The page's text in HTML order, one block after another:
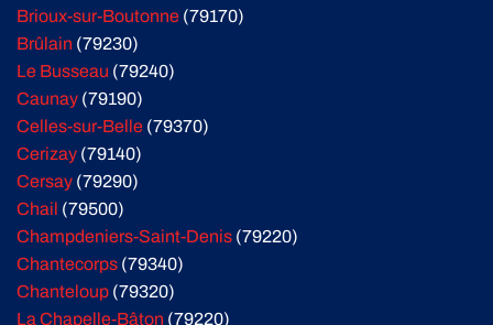
Brioux-sur-Boutonne (79170)
Brûlain (79230)
Le Busseau (79240)
Caunay (79190)
Celles-sur-Belle (79370)
Cerizay (79140)
Cersay (79290)
Chail (79500)
Champdeniers-Saint-Denis (79220)
Chantecorps (79340)
Chanteloup (79320)
La Chapelle-Bâton (79220)